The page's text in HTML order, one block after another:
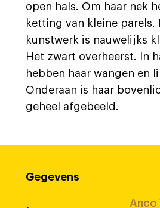
open hals. Om haar nek
ketting van kleine parels.
kunstwerk is nauwelijks
Het zwart overheerst. In
hebben haar wangen en
Onderaan is haar
geheel afgebeeld.
Gegevens
Anco